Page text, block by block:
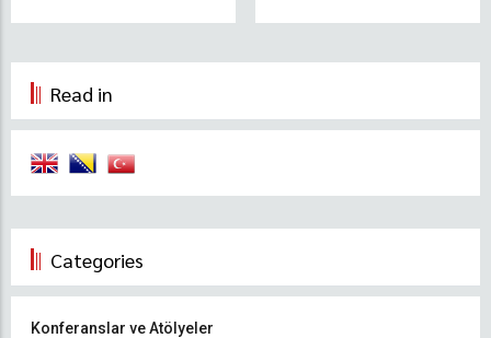
Read in
Categories
Konferanslar ve Atölyeler